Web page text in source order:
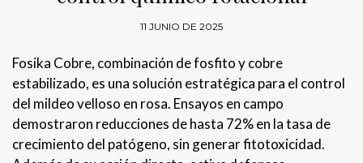
11 JUNIO DE 2025
Fosika Cobre, combinación de fosfito y cobre
estabilizado, es una solución estratégica para el control
del mildeo velloso en rosa. Ensayos en campo
demostraron reducciones de hasta 72% en la tasa de
crecimiento del patógeno, sin generar fitotoxicidad.